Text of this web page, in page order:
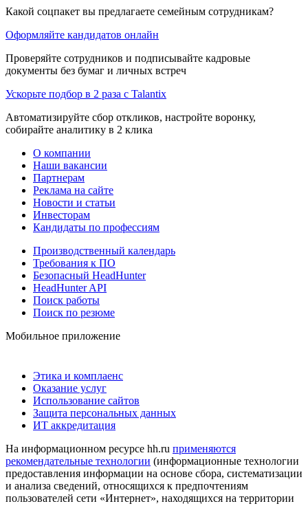
Какой соцпакет вы предлагаете семейным сотрудникам?
Оформляйте кандидатов онлайн
Проверяйте сотрудников и подписывайте кадровые
документы без бумаг и личных встреч
Ускорьте подбор в 2 раза с Talantix
Автоматизируйте сбор откликов, настройте воронку,
собирайте аналитику в 2 клика
О компании
Наши вакансии
Партнерам
Реклама на сайте
Новости и статьи
Инвесторам
Кандидаты по профессиям
Производственный календарь
Требования к ПО
Безопасный HeadHunter
HeadHunter API
Поиск работы
Поиск по резюме
Мобильное приложение
Этика и комплаенс
Оказание услуг
Использование сайтов
Защита персональных данных
ИТ аккредитация
На информационном ресурсе hh.ru применяются
рекомендательные технологии (информационные технологии
предоставления информации на основе сбора, систематизации
и анализа сведений, относящихся к предпочтениям
пользователей сети «Интернет», находящихся на территории